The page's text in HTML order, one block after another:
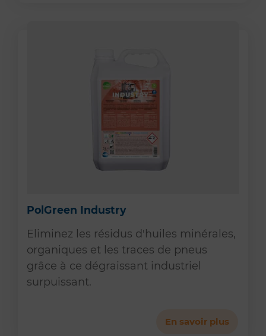
PolGreen Industry
Eliminez les résidus d'huiles minérales,
organiques et les traces de pneus
grâce à ce dégraissant industriel
surpuissant.
En savoir plus